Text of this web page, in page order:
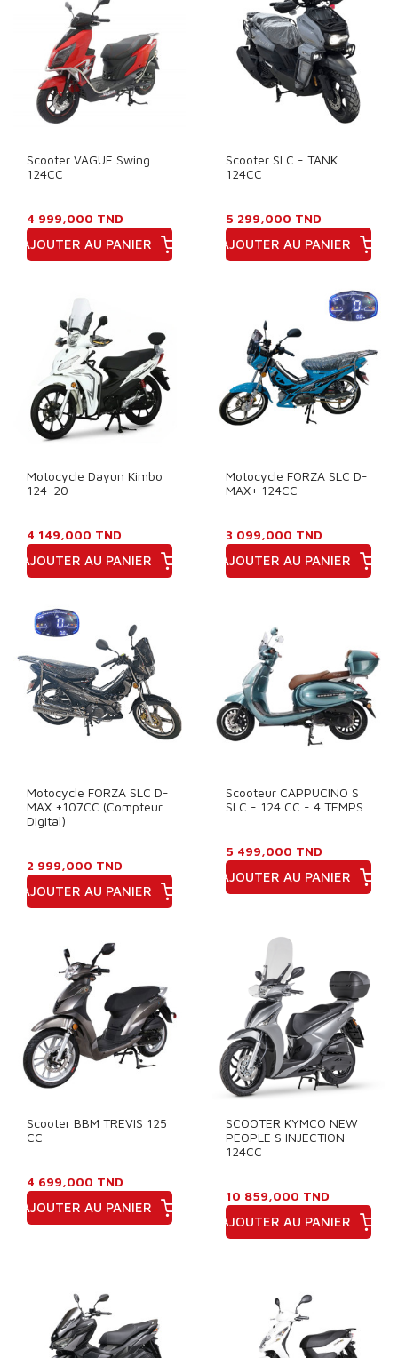
Scooter VAGUE Swing
124CC
4 999,000 TND
AJOUTER AU PANIER
Scooter SLC - TANK
124CC
5 299,000 TND
AJOUTER AU PANIER
Motocycle Dayun Kimbo
124-20
4 149,000 TND
AJOUTER AU PANIER
Motocycle FORZA SLC D-
MAX+ 124CC
3 099,000 TND
AJOUTER AU PANIER
Motocycle FORZA SLC D-
MAX +107CC (Compteur
Digital)
2 999,000 TND
AJOUTER AU PANIER
Scooteur CAPPUCINO S
SLC - 124 CC - 4 TEMPS
5 499,000 TND
AJOUTER AU PANIER
Scooter BBM TREVIS 125
CC
4 699,000 TND
AJOUTER AU PANIER
SCOOTER KYMCO NEW
PEOPLE S INJECTION
124CC
10 859,000 TND
AJOUTER AU PANIER